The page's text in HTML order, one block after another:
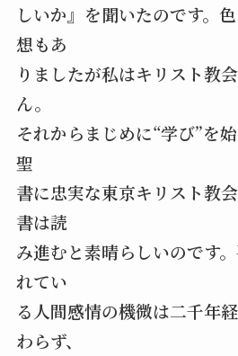
しいか』を聞いたのです。
想もあ
りましたが私はキリスト教
ん。
それからまじめに“学び”を
聖
書に忠実な東京キリスト教
書は読
み進むと素晴らしいのです
れてい
る人間感情の機微は二千年
わらず、